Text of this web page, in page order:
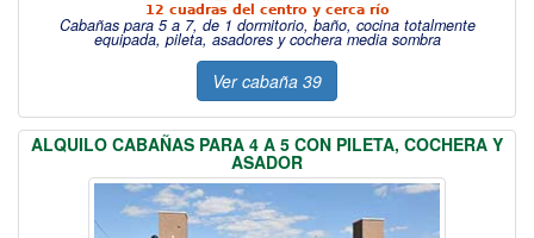
12 cuadras del centro y cerca río
Cabañas para 5 a 7, de 1 dormitorio, baño, cocina totalmente
equipada, pileta, asadores y cochera media sombra
Ver cabaña 39
ALQUILO CABAÑAS PARA 4 A 5 CON PILETA, COCHERA Y
ASADOR